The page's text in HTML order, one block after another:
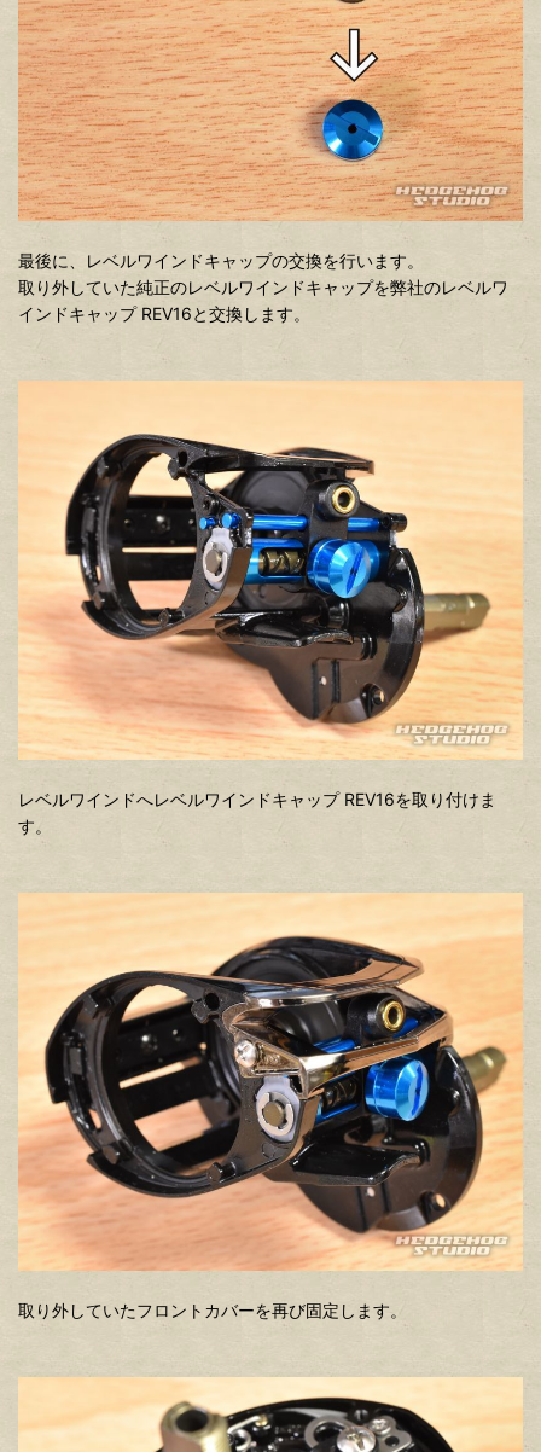
最後に、レベルワインドキャップの交換を行います。
取り外していた純正のレベルワインドキャップを弊社のレベルワ
インドキャップ REV16と交換します。
レベルワインドへレベルワインドキャップ REV16を取り付けま
す。
取り外していたフロントカバーを再び固定します。